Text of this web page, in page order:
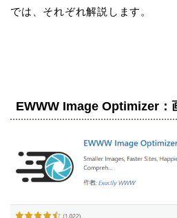
では、それぞれ解説します。
EWWW Image Optimizer：